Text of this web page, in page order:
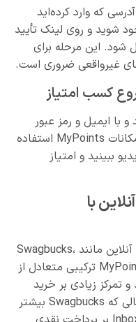
که وارد کرده‌اید
شوید و روی لینک تأیید
شود. این مرحله برای
غیرواقعی ضروری است.
و با ایمیل و رمز عبور
خود وارد شوید. اکنون می‌توانید از امکانات MyPoints استفاده
ببینید و امتیاز
با
در مقایسه با دیگر سایت‌های پاداش آنلاین مانند Swagbucks،
InboxDollars و Rakuten، پلتفرم MyPoints ترکیبی متعادل از
تمرکز زیادی بر خرید
اینترنتی با بازگشت امتیاز دارد، در حالی که Swagbucks بیشتر